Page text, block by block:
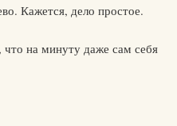
Кажется, дело простое.
на минуту даже сам себя